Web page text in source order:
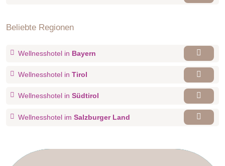
Beliebte Regionen
Wellnesshotel in Bayern
Wellnesshotel in Tirol
Wellnesshotel in Südtirol
Wellnesshotel im Salzburger Land